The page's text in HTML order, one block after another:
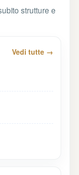
strutture e
Vedi tutte →